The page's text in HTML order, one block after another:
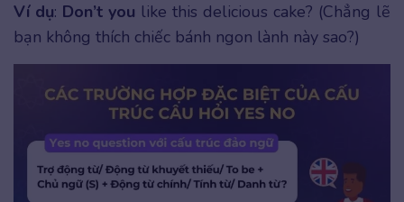
Ví dụ: Don’t you like this delicious cake? (Chẳng lẽ
bạn không thích chiếc bánh ngon lành này sao?)